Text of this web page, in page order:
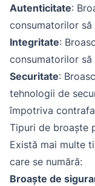
Autenticitate:
consumatorilor
Integritate:
consumatorilor
Securitate:
tehnologii de
împotriva
Tipuri de broaște
Există mai multe
care se numără:
Broaște de